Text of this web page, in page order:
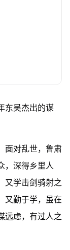
东吴杰出的谋
面对乱世，鲁肃
，深得乡里人
又学击剑骑射之
又勤于学，虽在
远虑，有过人之